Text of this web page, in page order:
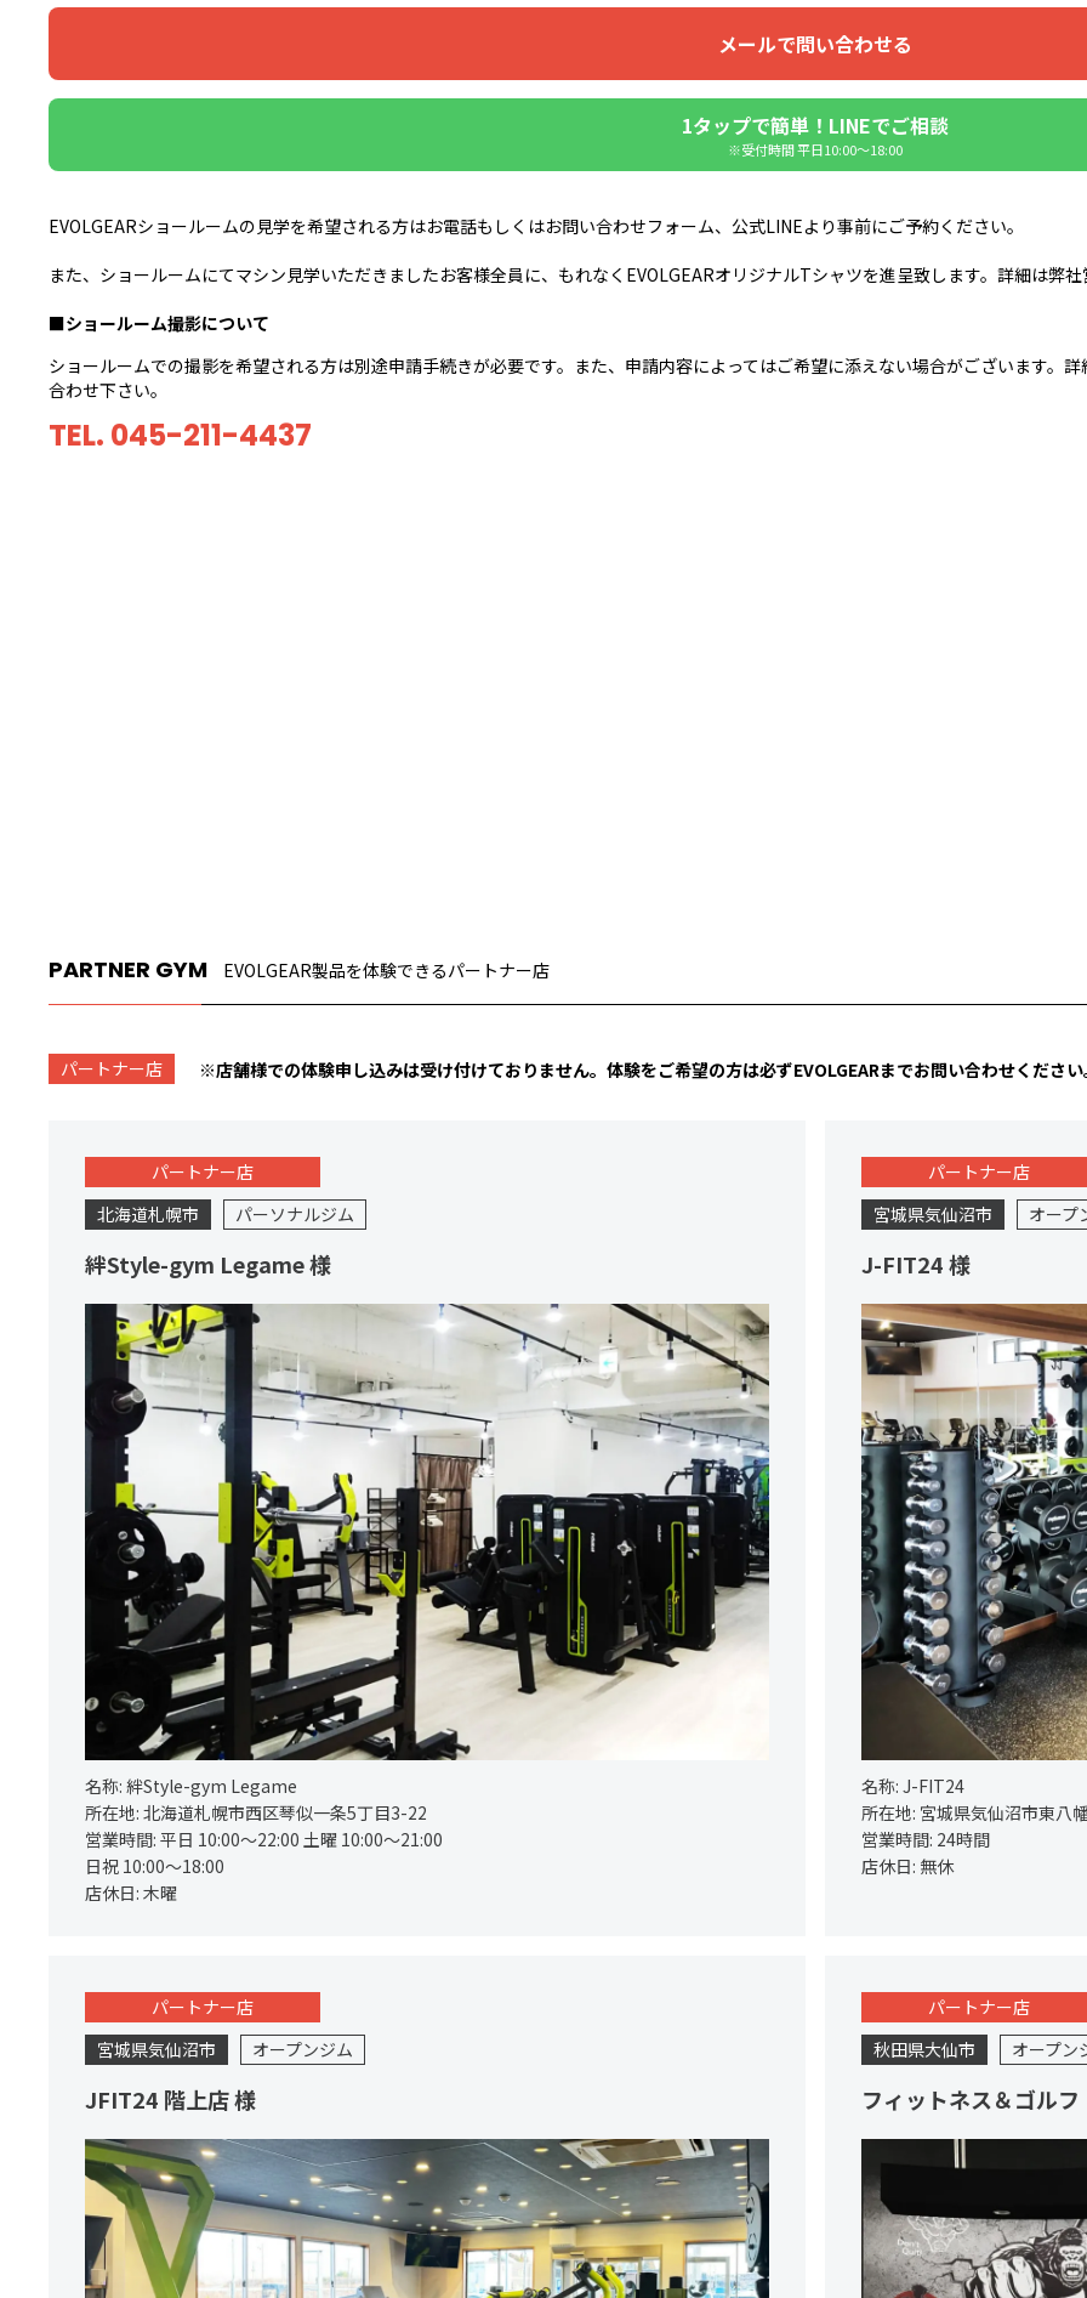
メールで問い合わせる
1タップで簡単！LINEでご相談
※受付時間 平日10:00〜18:00
EVOLGEARショールームの見学を希望される方はお電話もしくはお問い合わせフォーム、公式LINEより事前にご予約ください。
また、ショールームにてマシン見学いただきましたお客様全員に、もれなくEVOLGEARオリジナルTシャツを進呈致します。詳細は弊
■ショールーム撮影について
ショールームでの撮影を希望される方は別途申請手続きが必要です。また、申請内容によってはご希望に添えない場合がございます。
合わせ下さい。
TEL. 045-211-4437
PARTNER GYM EVOLGEAR製品を体験できるパートナー店
パートナー店 ※店舗様での体験申し込みは受け付けておりません。 体験をご希望の方は必ずEVOLGEARまでお問い合わせくださ
パートナー店
北海道札幌市
パーソナルジム
絆Style-gym Legame 様
名称: 絆Style-gym Legame
所在地: 北海道札幌市西区琴似一条5丁目3-22
営業時間: 平日 10:00～22:00 土曜 10:00～21:00
日祝 10:00～18:00
店休日: 木曜
パートナー店
宮城県気仙沼市
オープ
J-FIT24 様
名称: J-FIT24
所在地: 宮城県気仙沼市東八
営業時間: 24時間
店休日: 無休
パートナー店
宮城県気仙沼市
オープンジム
JFIT24 階上店 様
パートナー店
秋田県大仙市
オープン
フィットネス＆ゴル